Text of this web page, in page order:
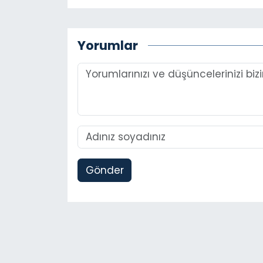
Yorumlar
Gönder